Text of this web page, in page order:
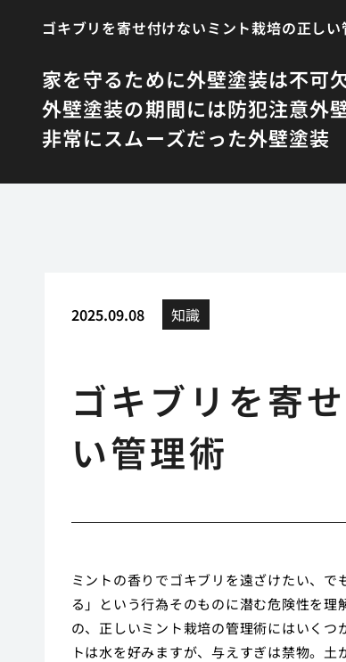
ゴキブリを寄せ付けないミント栽培の正しい
家を守るために外壁塗装は不可
外壁塗装の期間には防犯注意外
非常にスムーズだった外壁塗装
2025.09.08 知識
ゴキブリを寄
い管理術
ミントの香りでゴキブリを遠ざけたい、
る」という行為そのものに潜む危険性を
の、正しいミント栽培の管理術にはいく
トは水を好みますが、与えすぎは禁物。